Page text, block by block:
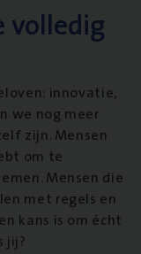
volledig
innovatie,
we nog meer
zijn. Mensen
om te
Mensen die
met regels en
kans is om écht
jij?